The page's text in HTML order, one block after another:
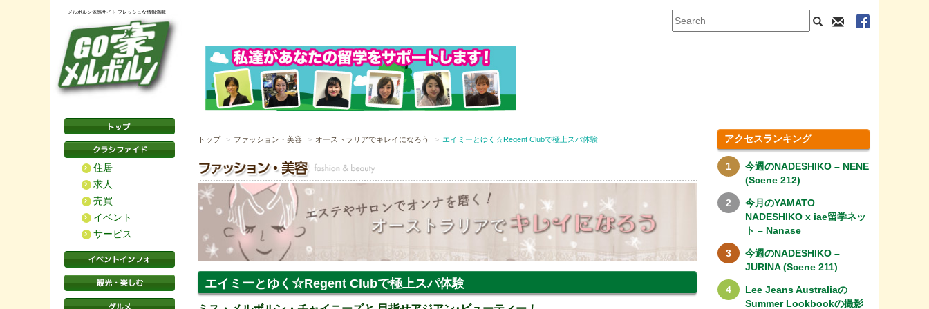
メルボルン体感サイト フレッシュな情報満載
住居
求人
売買
イベント
サービス
トップ ファッション・美容 オーストラリアでキレイになろう エイミーとゆく☆Regent Clubで極上スパ体験
エイミーとゆく☆Regent Clubで極上スパ体験
アクセスランキング
今週のNADESHIKO – NENE
(Scene 212)
今月のYAMATO
NADESHIKO x iae留学ネッ
ト – Nanase
今週のNADESHIKO –
JURINA (Scene 211)
Lee Jeans Australiaの
Summer Lookbookの撮影